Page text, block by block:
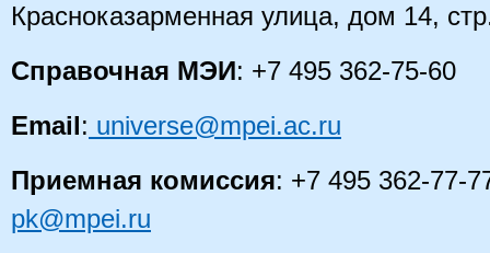
8
Александр
Павлович
-
Красноказарменная улица, дом 14,
Справочная МЭИ: +7 495 362-75-60
Email: universe@mpei.ac.ru
Приемная комиссия: +7 495 362-77-
pk@mpei.ru